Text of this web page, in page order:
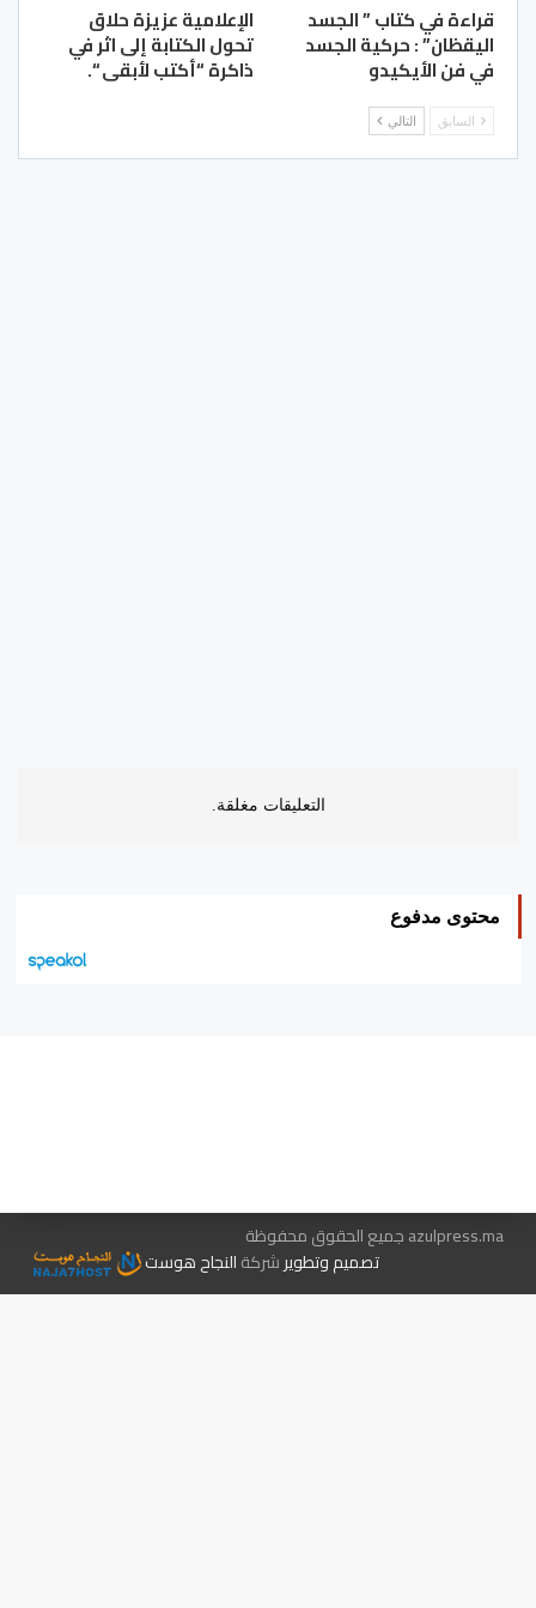
قراءة في كتاب ” الجسد
اليقظان” : حركية الجسد
في فن الأيكيدو
الإعلامية عزيزة حلاق
تحول الكتابة إلى اثر في
ذاكرة “أكتب لأبقى “.
السابق التالي
التعليقات مغلقة.
محتوى مدفوع
azulpress.ma جميع الحقوق محفوظة
تصميم وتطويرشركةالنجاح هوست